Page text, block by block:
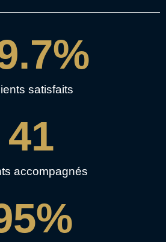
satisfaits
%
accompagnés
41
%